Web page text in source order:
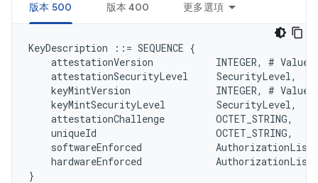
版本 500 版本 400 更多選項
KeyDescription ::= SEQUENCE {
attestationVersion           INTEGER, # Value
    attestationSecurityLevel     SecurityLevel,
keyMintVersion               INTEGER, # Value
    keyMintSecurityLevel         SecurityLevel,
    attestationChallenge         OCTET_STRING,
    uniqueId                     OCTET_STRING,
    softwareEnforced             AuthorizationList,
    hardwareEnforced             AuthorizationList,
}